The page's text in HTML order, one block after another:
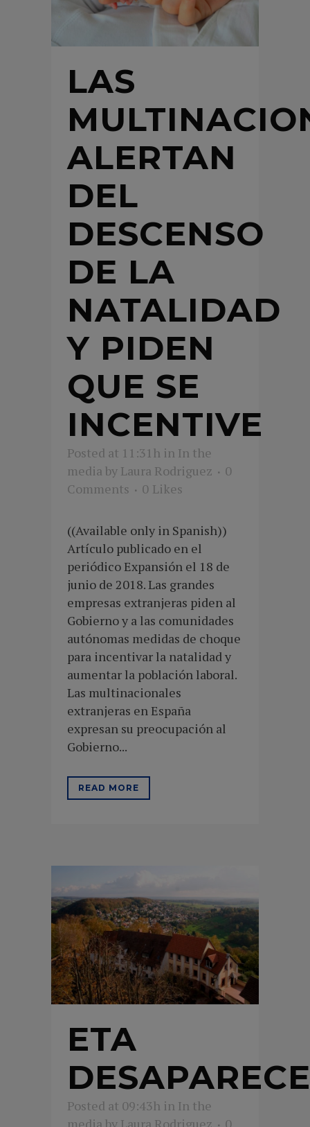
LAS
ALERTAN
DEL
DESCENSO
DE LA
NATALIDAD
Y PIDEN
QUE SE
INCENTIVE
Posted at 11:31h in In the
media by Laura Rodriguez
0
Comments
0 Likes
((Available only in Spanish))
Artículo publicado en el
periódico Expansión el 18 de
junio de 2018. Las grandes
empresas extranjeras piden al
Gobierno y a las comunidades
autónomas medidas de choque
para incentivar la natalidad y
aumentar la población laboral.
Las multinacionales
extranjeras en España
expresan su preocupación al
Gobierno...
READ MORE
ETA
DESAPARECE
Posted at 09:43h in In the
media by Laura Rodriguez 0